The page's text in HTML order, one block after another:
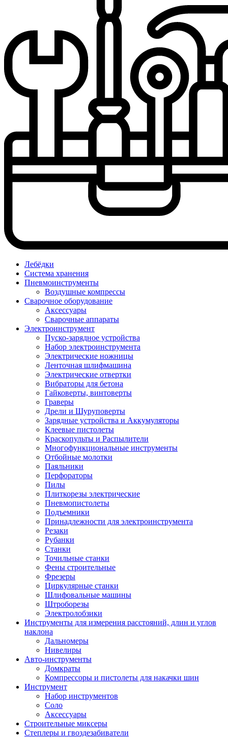
Лебёдки
Система хранения
Пневмоинструменты
Воздушные компрессы
Сварочное оборудование
Аксессуары
Сварочные аппараты
Электроинструмент
Пуско-зарядное устройства
Набор электроинструмента
Электрические ножницы
Ленточная шлифмашина
Электрические отвертки
Вибраторы для бетона
Гайковерты, винтоверты
Граверы
Дрели и Шуруповерты
Зарядные устройства и Аккумуляторы
Клеевые пистолеты
Краскопульты и Распылители
Многофункциональные инструменты
Отбойные молотки
Паяльники
Перфораторы
Пилы
Плиткорезы электрические
Пневмопистолеты
Подъемники
Принадлежности для электроинструмента
Резаки
Рубанки
Станки
Точильные станки
Фены строительные
Фрезеры
Циркулярные станки
Шлифовальные машины
Штроборезы
Электролобзики
Инструменты для измерения расстояний, длин и углов
наклона
Дальномеры
Нивелиры
Авто-инструменты
Домкраты
Компрессоры и пистолеты для накачки шин
Инструмент
Набор инструментов
Соло
Аксессуары
Строительные миксеры
Степлеры и гвоздезабиватели